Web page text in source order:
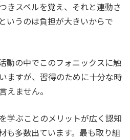
きスペルを覚え、それと連動さ
いうのは負担が大きいからで
動の中でこのフォニックスに触
ますが、習得のために十分な時
えません。
学ぶことのメリットが広く認知
も多数出ています。最も取り組